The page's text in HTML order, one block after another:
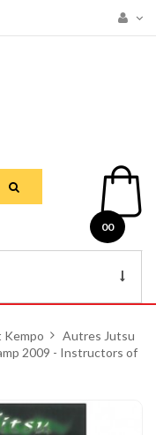
00
Kempo > Autres Jutsu
2009 - Instructors of